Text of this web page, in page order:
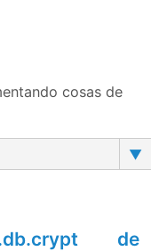
cosas de
▼
de